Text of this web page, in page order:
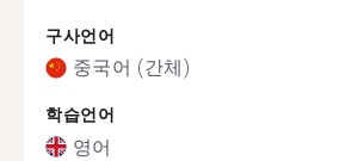
구사언어
중국어 (간체)
학습언어
영어